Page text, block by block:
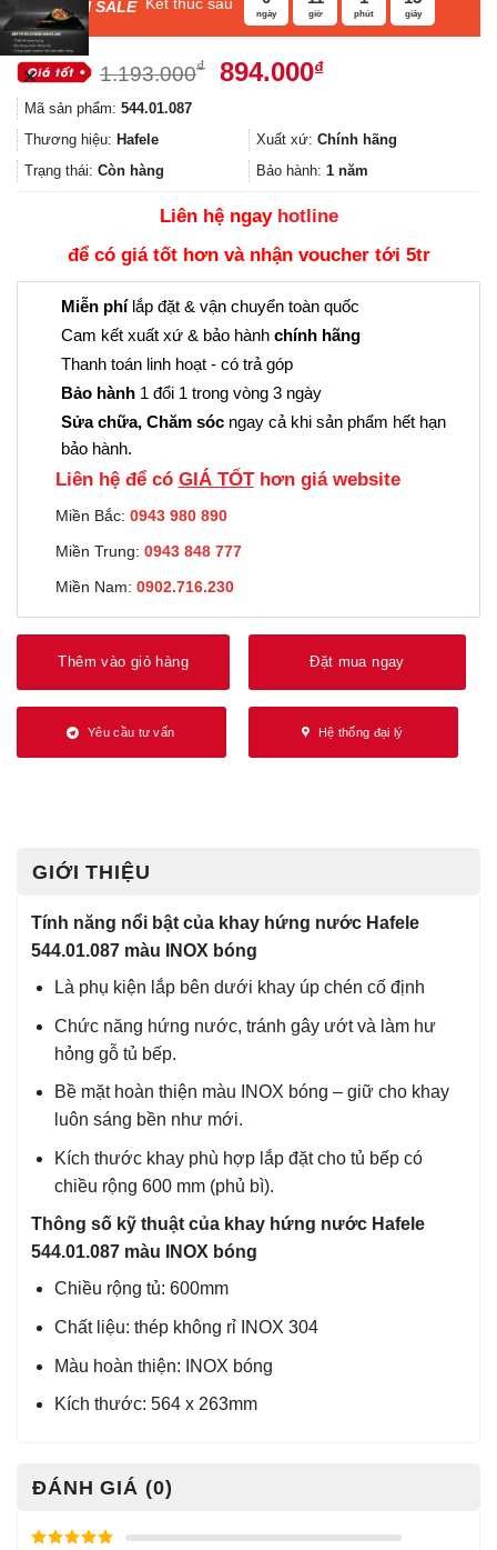
F ASH SALE Kết thúc sau
ngày giờ phút giây
1.193.000₫
Giá
1.193.000₫.
894.000₫Giá
là:
894.000₫.
Mã sản phẩm: 544.01.087
Thương hiệu: Hafele Xuất xứ: Chính hãng
Trạng thái: Còn hàng Bảo hành: 1 năm
Liên hệ ngay hotline
để có giá tốt hơn và nhận voucher tới 5tr
Miễn phílắp đặt & vận chuyển toàn quốc
Cam kết xuất xứ & bảo hành chính hãng
Thanh toán linh hoạt - có trả góp
Bảo hành 1 đổi 1 trong vòng 3 ngày
Sửa chữa, Chăm sóc ngay cả khi sản phẩm hết hạn
bảo hành.
Liên hệ để có GIÁ TỐThơn giá website
Miền Bắc: 0943 980 890
Miền Trung: 0943 848 777
Miền Nam: 0902.716.230
Thêm vào giỏ hàng Đặt mua ngay
Yêu cầu tư vấn Hệ thống đại lý
GIỚI THIỆU
Tính năng nổi bật của khay hứng nước Hafele
544.01.087 màu INOX bóng
Là phụ kiện lắp bên dưới khay úp chén cố định
Chức năng hứng nước, tránh gây ướt và làm hư
hỏng gỗ tủ bếp.
Bề mặt hoàn thiện màu INOX bóng – giữ cho khay
luôn sáng bền như mới.
Kích thước khay phù hợp lắp đặt cho tủ bếp có
chiều rộng 600 mm (phủ bì).
Thông số kỹ thuật của khay hứng nước Hafele
544.01.087 màu INOX bóng
Chiều rộng tủ: 600mm
Chất liệu: thép không rỉ INOX 304
Màu hoàn thiện: INOX bóng
Kích thước: 564 x 263mm
ĐÁNH GIÁ (0)
✕